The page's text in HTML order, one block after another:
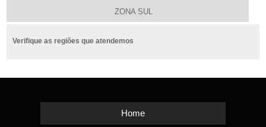
ZONA SUL
Verifique as regiões que atendemos
Home